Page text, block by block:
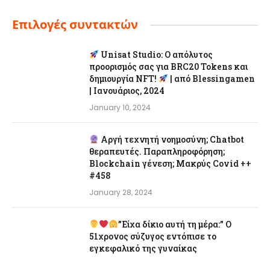
Επιλογές συντακτών
Unisat Studio: Ο απόλυτος
προορισμός σας για BRC20 Tokens και
δημιουργία NFT!
| από Blessingamen
| Ιανουάριος, 2024
January 10, 2024
Αργή τεχνητή νοημοσύνη; Chatbot
θεραπευτές. Παραπληροφόρηση;
Blockchain γένεση; Μακρύς Covid ++
#458
January 28, 2024
”Είχα δίκιο αυτή τη μέρα:” Ο
51χρονος σύζυγος εντόπισε το
εγκεφαλικό της γυναίκας